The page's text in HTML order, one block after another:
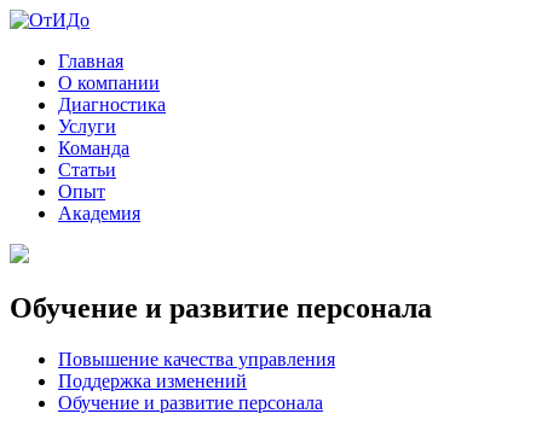
Главная
О компании
Диагностика
Услуги
Команда
Статьи
Опыт
Академия
Обучение и развитие персонала
Повышение качества управления
Поддержка изменений
Обучение и развитие персонала